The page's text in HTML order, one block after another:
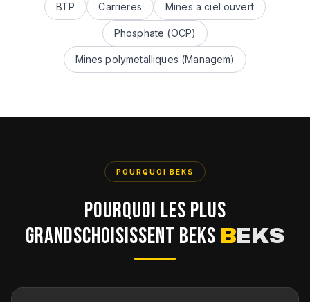
BTP Carrieres Mines a ciel ouvert
Phosphate (OCP)
Mines polymetalliques (Managem)
POURQUOI BEKS
POURQUOI LES PLUS
GRANDSCHOISISSENT BEKS BEKS